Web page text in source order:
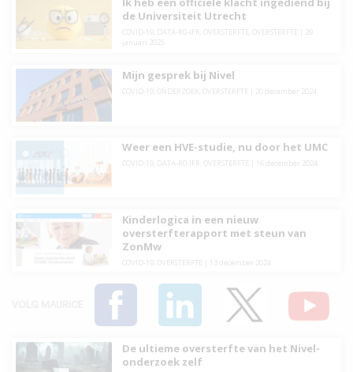
de Universiteit Utrecht
COVID-19, DATA-R0-IFR OVERSTERFTE OVERSTERFTE
29
januari 2025
Mijn gesprek bij Nivel
COVID-19, ONDERZOEK OVERSTERFTE 20 december 2024
Weer een HVE-studie, nu door het UMC
COVID-19, DATA-R0-IFR OVERSTERFTE 16 december 2024
Kinderlogica in een nieuw
oversterfterapport met steun van
ZonMw
COVID-19, OVERSTERFTE 13 december 2024
De ultieme oversterfte van het Nivel-
onderzoek zelf